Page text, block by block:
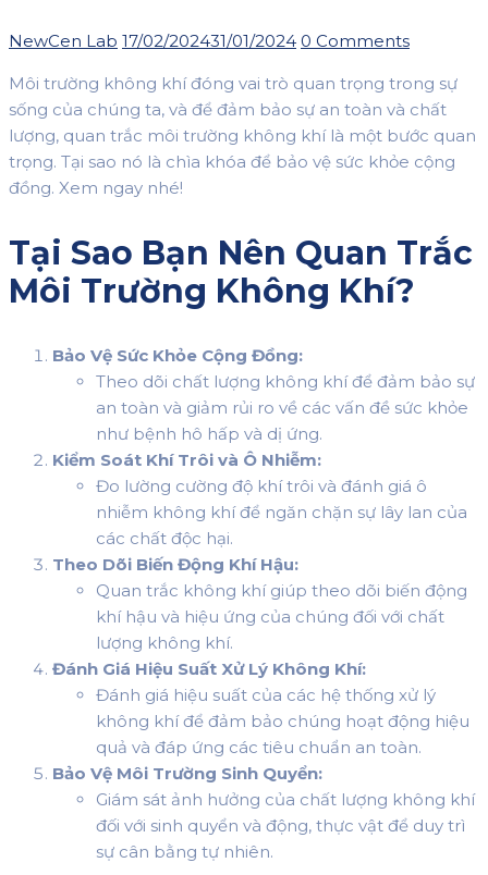
Author
NewCen Lab Posted
17/02/202431/01/2024 0 Comments
Môi trường không khí đóng vai trò quan trọng trong sự
sống của chúng ta, và để đảm bảo sự an toàn và chất
lượng, quan trắc môi trường không khí là một bước quan
trọng. Tại sao nó là chìa khóa để bảo vệ sức khỏe cộng
đồng. Xem ngay nhé!
Tại Sao Bạn Nên Quan Trắc
Môi Trường Không Khí?
Bảo Vệ Sức Khỏe Cộng Đồng:
Theo dõi chất lượng không khí để đảm bảo sự
an toàn và giảm rủi ro về các vấn đề sức khỏe
như bệnh hô hấp và dị ứng.
Kiểm Soát Khí Trôi và Ô Nhiễm:
Đo lường cường độ khí trôi và đánh giá ô
nhiễm không khí để ngăn chặn sự lây lan của
các chất độc hại.
Theo Dõi Biến Động Khí Hậu:
Quan trắc không khí giúp theo dõi biến động
khí hậu và hiệu ứng của chúng đối với chất
lượng không khí.
Đánh Giá Hiệu Suất Xử Lý Không Khí:
Đánh giá hiệu suất của các hệ thống xử lý
không khí để đảm bảo chúng hoạt động hiệu
quả và đáp ứng các tiêu chuẩn an toàn.
Bảo Vệ Môi Trường Sinh Quyển:
Giám sát ảnh hưởng của chất lượng không khí
đối với sinh quyển và động, thực vật để duy trì
sự cân bằng tự nhiên.